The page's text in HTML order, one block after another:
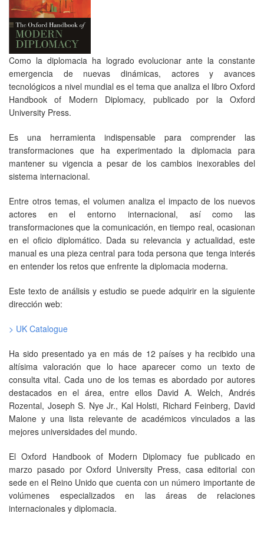
Como la diplomacia ha logrado evolucionar ante la constante
emergencia de nuevas dinámicas, actores y avances
tecnológicos a nivel mundial es el tema que analiza el libro Oxford
Handbook of Modern Diplomacy, publicado por la Oxford
University Press.
Es una herramienta indispensable para comprender las
transformaciones que ha experimentado la diplomacia para
mantener su vigencia a pesar de los cambios inexorables del
sistema internacional.
Entre otros temas, el volumen analiza el impacto de los nuevos
actores en el entorno internacional, así como las
transformaciones que la comunicación, en tiempo real, ocasionan
en el oficio diplomático. Dada su relevancia y actualidad, este
manual es una pieza central para toda persona que tenga interés
en entender los retos que enfrente la diplomacia moderna.
Este texto de análisis y estudio se puede adquirir en la siguiente
dirección web:
> UK Catalogue
Ha sido presentado ya en más de 12 países y ha recibido una
altísima valoración que lo hace aparecer como un texto de
consulta vital. Cada uno de los temas es abordado por autores
destacados en el área, entre ellos David A. Welch, Andrés
Rozental, Joseph S. Nye Jr., Kal Holsti, Richard Feinberg, David
Malone y una lista relevante de académicos vinculados a las
mejores universidades del mundo.
El Oxford Handbook of Modern Diplomacy fue publicado en
marzo pasado por Oxford University Press, casa editorial con
sede en el Reino Unido que cuenta con un número importante de
volúmenes especializados en las áreas de relaciones
internacionales y diplomacia.